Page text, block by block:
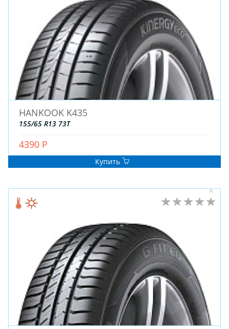
ДЛЯ ГРУЗОВЫХ АВТО
ДЛЯ ГРУЗОВЫХ АВТО
ДЛЯ ЛЕГКОВЫХ АВТО
ШИНЫ
АККУМУЛЯТОРЫ
HANKOOK K435
155/65 R13 73T
4390 Р
Купить